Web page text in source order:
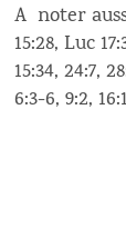
A noter
15:28, Luc
15:34, 24:7,
6:3-6, 9:2,